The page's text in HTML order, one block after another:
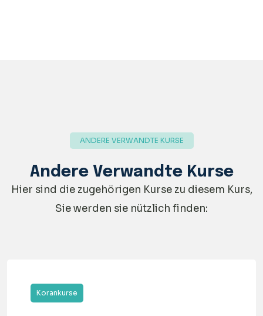
ANDERE VERWANDTE KURSE
Andere Verwandte Kurse
Hier sind die zugehörigen Kurse zu diesem Kurs,
Sie werden sie nützlich finden:
Korankurse